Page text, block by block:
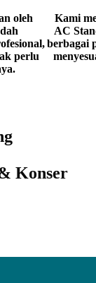
oleh
perlu
Kami
AC
berbagai
Konser